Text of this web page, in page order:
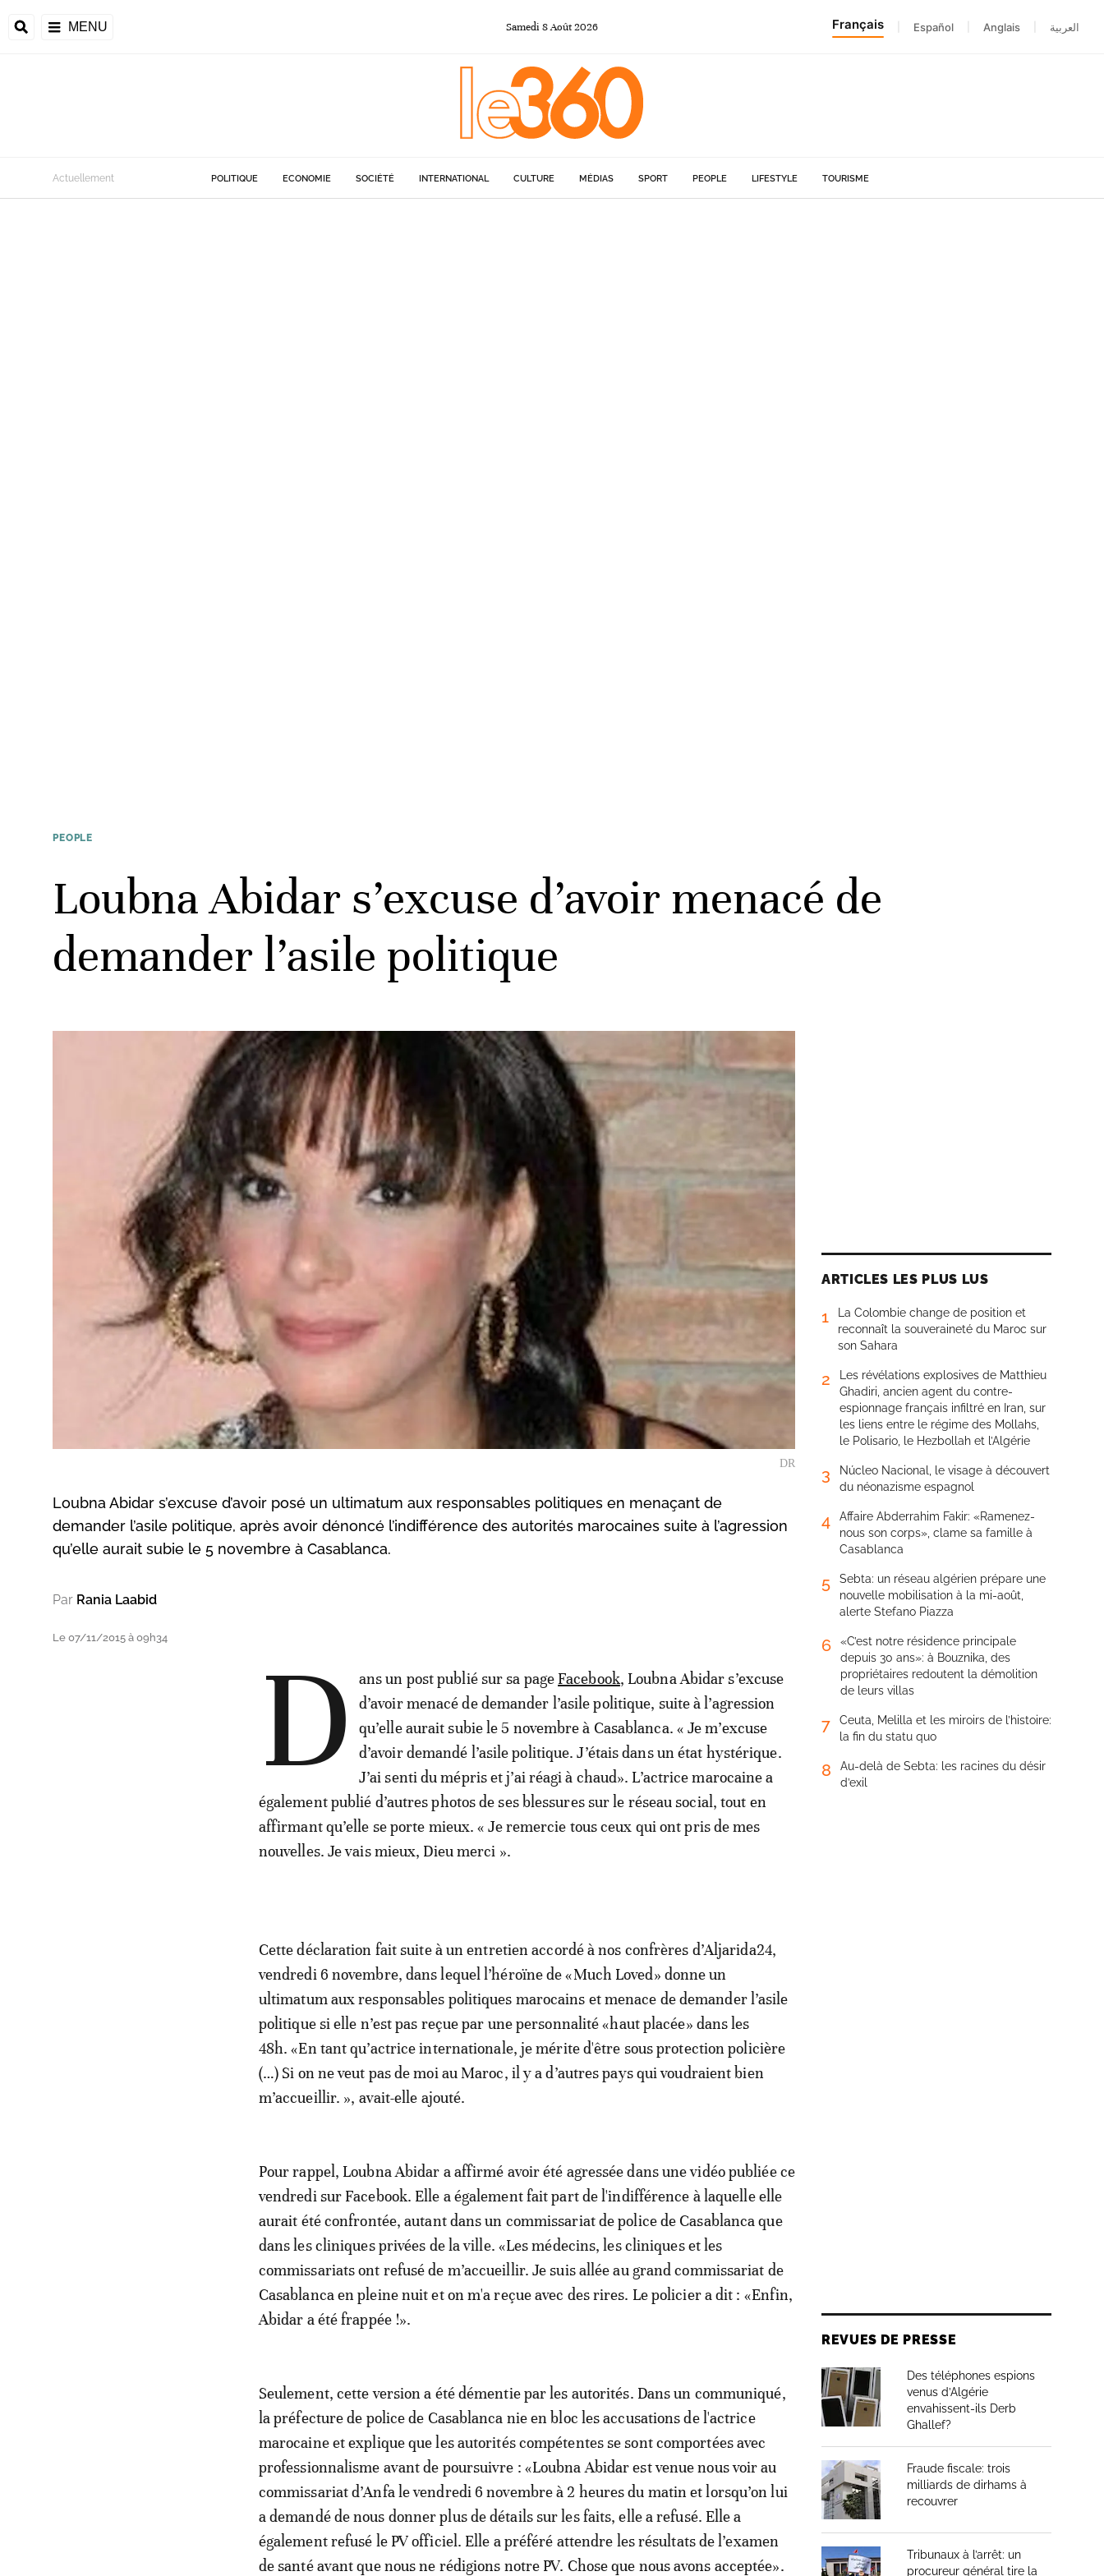
MENU Samedi 8Août2026 Français Español Anglais العربية
Actuellement POLITIQUE ECONOMIE SOCIÉTÉ INTERNATIONAL CULTURE MÉDIAS SPORT PEOPLE LIFESTYLE TOURISME
PEOPLE
Loubna Abidar s’excuse d’avoir menacé de
demander l’asile politique
DR
Loubna Abidar s’excuse d’avoir posé un ultimatum aux responsables politiques en menaçant de
demander l’asile politique, après avoir dénoncé l’indifférence des autorités marocaines suite à l’agression
qu’elle aurait subie le 5 novembre à Casablanca.
Par Rania Laabid
Le 07/11/2015 à 09h34 D ans un post publié sur sa page Facebook, Loubna Abidar s’excuse
d’avoir menacé de demander l’asile politique, suite à l’agression
qu’elle aurait subie le 5 novembre à Casablanca. « Je m’excuse
d’avoir demandé l’asile politique. J’étais dans un état hystérique.
J’ai senti du mépris et j’ai réagi à chaud». L’actrice marocaine a
également publié d’autres photos de ses blessures sur le réseau social, tout en
affirmant qu’elle se porte mieux. « Je remercie tous ceux qui ont pris de mes
nouvelles. Je vais mieux, Dieu merci ».
Cette déclaration fait suite à un entretien accordé à nos confrères d’Aljarida24,
vendredi 6 novembre, dans lequel l’héroïne de «Much Loved» donne un
ultimatum aux responsables politiques marocains et menace de demander l’asile
politique si elle n’est pas reçue par une personnalité «haut placée» dans les
48h. «En tant qu’actrice internationale, je mérite d'être sous protection policière
(…) Si on ne veut pas de moi au Maroc, il y a d’autres pays qui voudraient bien
m’accueillir. », avait-elle ajouté.
Pour rappel, Loubna Abidar a affirmé avoir été agressée dans une vidéo publiée ce
vendredi sur Facebook. Elle a également fait part de l'indifférence à laquelle elle
aurait été confrontée, autant dans un commissariat de police de Casablanca que
dans les cliniques privées de la ville. «Les médecins, les cliniques et les
commissariats ont refusé de m’accueillir. Je suis allée au grand commissariat de
Casablanca en pleine nuit et on m'a reçue avec des rires. Le policier a dit : «Enfin,
Abidar a été frappée !».
Seulement, cette version a été démentie par les autorités. Dans un communiqué,
la préfecture de police de Casablanca nie en bloc les accusations de l'actrice
marocaine et explique que les autorités compétentes se sont comportées avec
professionnalisme avant de poursuivre : «Loubna Abidar est venue nous voir au
commissariat d’Anfa le vendredi 6 novembre à 2 heures du matin et lorsqu’on lui
a demandé de nous donner plus de détails sur les faits, elle a refusé. Elle a
également refusé le PV officiel. Elle a préféré attendre les résultats de l’examen
de santé avant que nous ne rédigions notre PV. Chose que nous avons acceptée».
ARTICLES LES PLUS LUS
1
La Colombie change de position et
reconnaît la souveraineté du Maroc sur
son Sahara
2
Les révélations explosives de Matthieu
Ghadiri, ancien agent du contre-
espionnage français infiltré en Iran, sur
les liens entre le régime des Mollahs,
le Polisario, le Hezbollah et l’Algérie
3
Núcleo Nacional, le visage à découvert
du néonazisme espagnol
4
Affaire Abderrahim Fakir: «Ramenez-
nous son corps», clame sa famille à
Casablanca
5
Sebta: un réseau algérien prépare une
nouvelle mobilisation à la mi-août,
alerte Stefano Piazza
6
«C’est notre résidence principale
depuis 30 ans»: à Bouznika, des
propriétaires redoutent la démolition
de leurs villas
7
Ceuta, Melilla et les miroirs de l’histoire:
la fin du statu quo
8
Au-delà de Sebta: les racines du désir
d’exil
REVUES DE PRESSE
Des téléphones espions
venus d’Algérie
envahissent-ils Derb
Ghallef?
Fraude fiscale: trois
milliards de dirhams à
recouvrer
Tribunaux à l’arrêt: un
procureur général tire la